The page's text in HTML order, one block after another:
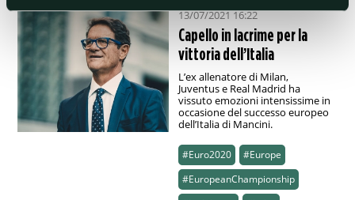
13/07/2021 16:22
Capello in lacrime per la
vittoria dell’Italia
L’ex allenatore di Milan,
Juventus e Real Madrid ha
vissuto emozioni intensissime in
occasione del successo europeo
dell’Italia di Mancini.
#Euro2020
#Europe
#EuropeanChampionship